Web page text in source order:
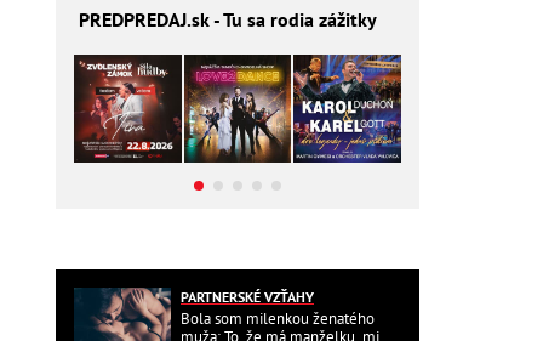
PREDPREDAJ.sk - Tu sa rodia zážitky
PARTNERSKÉ VZŤAHY
Bola som milenkou ženatého
muža: To, že má manželku, mi